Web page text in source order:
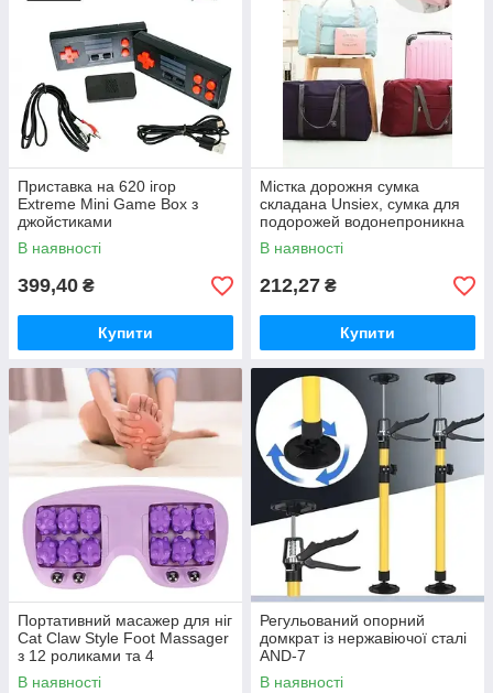
Приставка на 620 ігор
Extreme Mini Game Box з
джойстиками
В наявності
399,40 ₴
Купити
Містка дорожня сумка
складана Unsiex, сумка для
подорожей водонепроникна
на замку
В наявності
212,27 ₴
Купити
Портативний масажер для ніг
Cat Claw Style Foot Massager
з 12 роликами та 4
магнітними кульками
В наявності
Регульований опорний
домкрат із нержавіючої сталі
AND-7
В наявності